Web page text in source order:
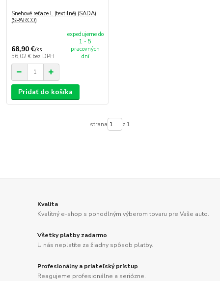
Snehové reťaze L (textilné) (SADA)
(SPARCO)
68,90 €/ks
56,02 € bez DPH
expedujeme do
1 - 5
pracovných
dní
Pridať do košíka
strana z 1
Kvalita
Kvalitný e-shop s pohodlným výberom tovaru pre Vaše auto.
Všetky platby zadarmo
U nás neplatíte za žiadny spôsob platby.
Profesionálny a priateľský prístup
Reagujeme profesionálne a seriózne.